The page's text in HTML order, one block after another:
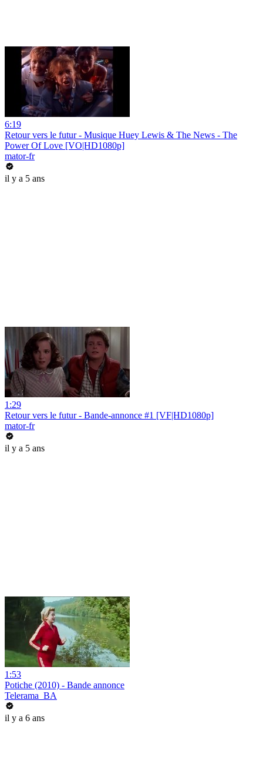
6:19
Retour vers le futur - Musique Huey Lewis & The News - The
Power Of Love [VO|HD1080p]
mator-fr
il y a 5 ans
1:29
Retour vers le futur - Bande-annonce #1 [VF|HD1080p]
mator-fr
il y a 5 ans
1:53
Potiche (2010) - Bande annonce
Telerama_BA
il y a 6 ans